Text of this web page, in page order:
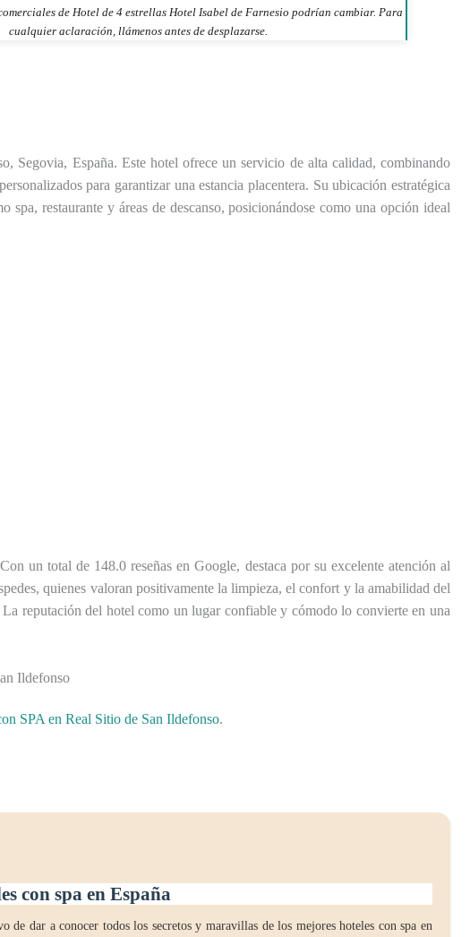
de Hotel de 4 estrellas Hotel Isabel de Farnesio podrían cambiar. Para
cualquier aclaración, llámenos antes de desplazarse.
Segovia, España. Este hotel ofrece un servicio de alta calidad, combinando
para garantizar una estancia placentera. Su ubicación estratégica
restaurante y áreas de descanso, posicionándose como una opción ideal
un total de 148.0 reseñas en Google, destaca por su excelente atención al
quienes valoran positivamente la limpieza, el confort y la amabilidad del
reputación del hotel como un lugar confiable y cómodo lo convierte en una
Ildefonso
SPA en Real Sitio de San Ildefonso.
con spa en España
dar a conocer todos los secretos y maravillas de los mejores hoteles con spa en